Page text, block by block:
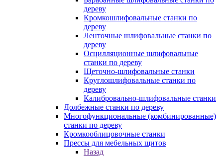
дереву
Кромкошлифовальные станки по
дереву
Ленточные шлифовальные станки по
дереву
Осцилляционные шлифовальные
станки по дереву
Щеточно-шлифовальные станки
Круглошлифовальные станки по
дереву
Калибровально-шлифовальные станки
Долбежные станки по дереву
Многофункциональные (комбинированные)
станки по дереву
Кромкооблицовочные станки
Прессы для мебельных щитов
Назад